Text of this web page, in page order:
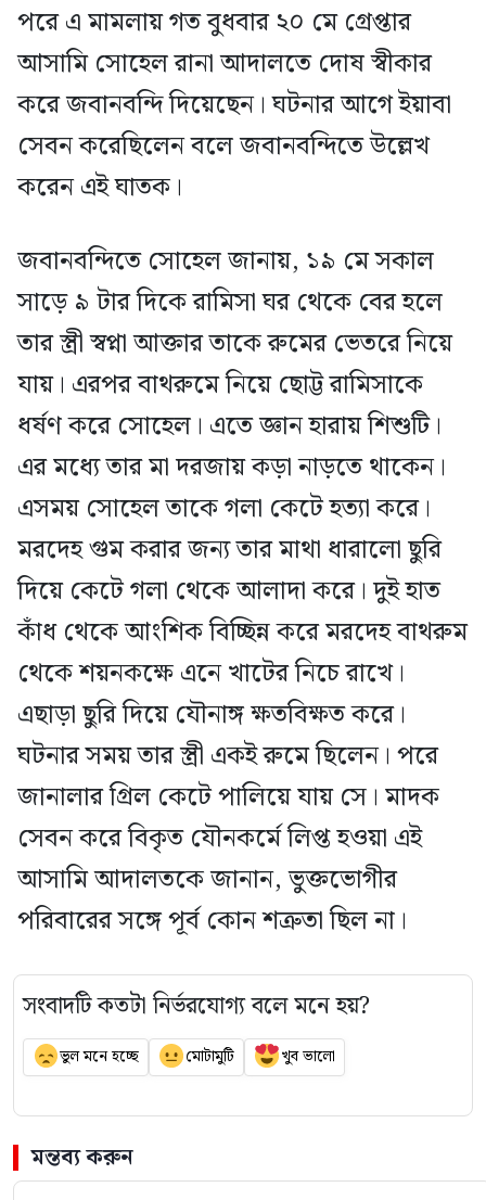
পরে এ মামলায় গত বুধবার ২০ মে গ্রেপ্তার
আসামি সোহেল রানা আদালতে দোষ স্বীকার
করে জবানবন্দি দিয়েছেন। ঘটনার আগে ইয়াবা
সেবন করেছিলেন বলে জবানবন্দিতে উল্লেখ
করেন এই ঘাতক।
জবানবন্দিতে সোহেল জানায়, ১৯ মে সকাল
সাড়ে ৯ টার দিকে রামিসা ঘর থেকে বের হলে
তার স্ত্রী স্বপ্না আক্তার তাকে রুমের ভেতরে নিয়ে
যায়। এরপর বাথরুমে নিয়ে ছোট্ট রামিসাকে
ধর্ষণ করে সোহেল। এতে জ্ঞান হারায় শিশুটি।
এর মধ্যে তার মা দরজায় কড়া নাড়তে থাকেন।
এসময় সোহেল তাকে গলা কেটে হত্যা করে।
মরদেহ গুম করার জন্য তার মাথা ধারালো ছুরি
দিয়ে কেটে গলা থেকে আলাদা করে। দুই হাত
কাঁধ থেকে আংশিক বিচ্ছিন্ন করে মরদেহ বাথরুম
থেকে শয়নকক্ষে এনে খাটের নিচে রাখে।
এছাড়া ছুরি দিয়ে যৌনাঙ্গ ক্ষতবিক্ষত করে।
ঘটনার সময় তার স্ত্রী একই রুমে ছিলেন। পরে
জানালার গ্রিল কেটে পালিয়ে যায় সে। মাদক
সেবন করে বিকৃত যৌনকর্মে লিপ্ত হওয়া এই
আসামি আদালতকে জানান, ভুক্তভোগীর
পরিবারের সঙ্গে পূর্ব কোন শত্রুতা ছিল না।
সংবাদটি কতটা নির্ভরযোগ্য বলে মনে হয়?
ভুল মনে হচ্ছে মোটামুটি খুব ভালো
মন্তব্য করুন